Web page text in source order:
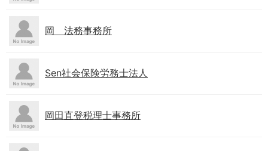
岡 法務事務所
Sen社会保険労務士法人
岡田直登税理士事務所